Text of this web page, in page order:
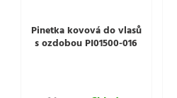
Pinetka kovová do vlasů
s ozdobou PI01500-016